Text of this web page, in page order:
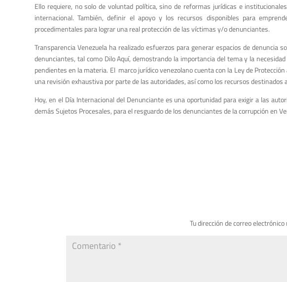
Ello requiere, no solo de voluntad política, sino de reformas jurídicas e
internacional. También, definir el apoyo y los recursos disponibles para
procedimentales para lograr una real protección de las víctimas y/o denunciantes.
Transparencia Venezuela ha realizado esfuerzos para generar espacios de
denunciantes, tal como Dilo Aquí, demostrando la importancia del tema y la
pendientes en la materia. El marco jurídico venezolano cuenta con la Ley de
una revisión exhaustiva por parte de las autoridades, así como los recursos destinados
Hoy, en el Día Internacional del Denunciante es una oportunidad para exigir a las
demás Sujetos Procesales, para el resguardo de los denunciantes de la corrupción en
Tu dirección de correo electrónico